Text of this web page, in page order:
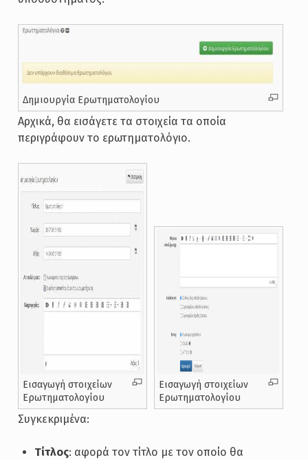
Δημιουργία Ερωτηματολογίου
Αρχικά, θα εισάγετε τα στοιχεία τα οποία
περιγράφουν το ερωτηματολόγιο.
Εισαγωγή στοιχείων
Ερωτηματολογίου
Εισαγωγή στοιχείων
Ερωτηματολογίου
Συγκεκριμένα:
Τίτλος: αφορά τον τίτλο με τον οποίο θα